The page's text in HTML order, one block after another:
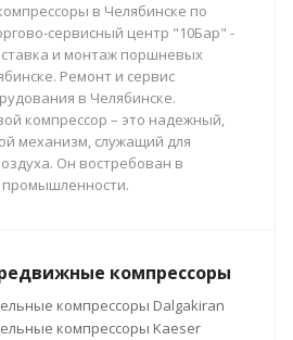
в Челябинске по
сервисный центр "10Бар" -
и монтаж поршневых
Ремонт и сервис
в Челябинске.
компрессор – это надежный,
механизм, служащий для
Он востребован в
промышленности.
компрессоры
компрессоры Dalgakiran
компрессоры Kaeser